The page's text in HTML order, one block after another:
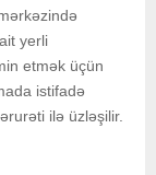
yerli
etmək üçün
istifadə
ilə üzləşilir.